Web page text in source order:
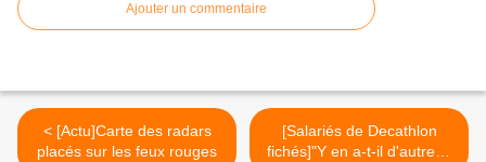
Ajouter un commentaire
< [Actu]Carte des radars
placés sur les feux rouges
[Salariés de Decathlon
fichés]"Y en a-t-il d'autres?